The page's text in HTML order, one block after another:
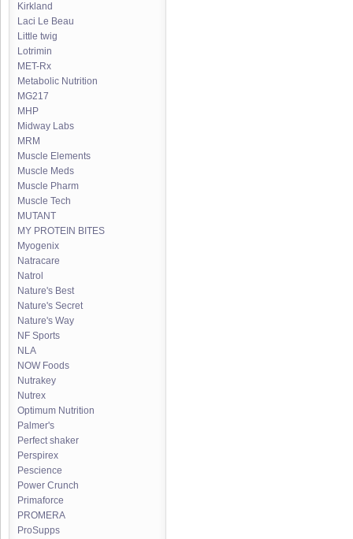
Kirkland
Laci Le Beau
Little twig
Lotrimin
MET-Rx
Metabolic Nutrition
MG217
MHP
Midway Labs
MRM
Muscle Elements
Muscle Meds
Muscle Pharm
Muscle Tech
MUTANT
MY PROTEIN BITES
Myogenix
Natracare
Natrol
Nature's Best
Nature's Secret
Nature's Way
NF Sports
NLA
NOW Foods
Nutrakey
Nutrex
Optimum Nutrition
Palmer's
Perfect shaker
Perspirex
Pescience
Power Crunch
Primaforce
PROMERA
ProSupps